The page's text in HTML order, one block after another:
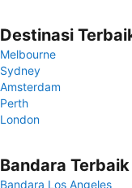
Destinasi
Melbourne
Sydney
Amsterdam
Perth
London
Bandara
Bandara Los Angeles